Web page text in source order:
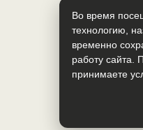
Во время
технологию,
временно
работу сайта.
принимаете